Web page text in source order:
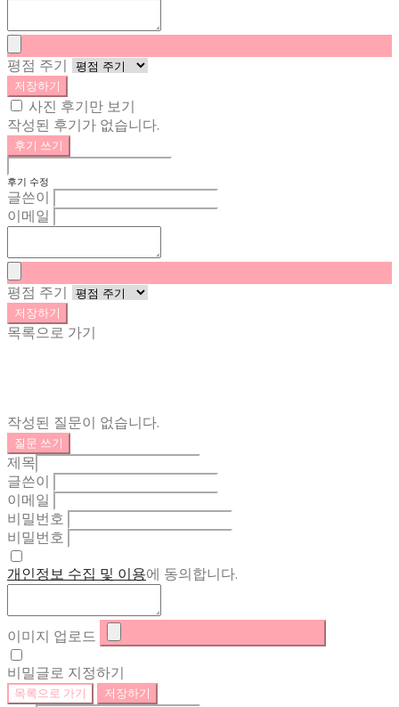
평점 주기
저장하기
사진 후기만 보기
작성된 후기가 없습니다.
후기 쓰기
후기 수정
글쓴이
이메일
평점 주기
저장하기
목록으로 가기
작성된 질문이 없습니다.
질문 쓰기
제목
글쓴이
이메일
비밀번호
비밀번호
개인정보 수집 및 이용에 동의합니다.
이미지 업로드
비밀글로 지정하기
목록으로 가기 저장하기